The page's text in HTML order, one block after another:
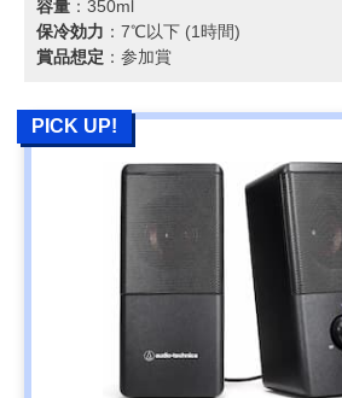
容量 ：350ml
保冷効力 ：7℃以下 (1時間)
賞品想定 ：参加賞
PICK UP!